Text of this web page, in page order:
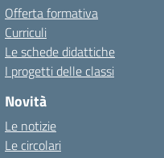
Offerta formativa
Curriculi
Le schede didattiche
I progetti delle classi
Novità
Le notizie
Le circolari